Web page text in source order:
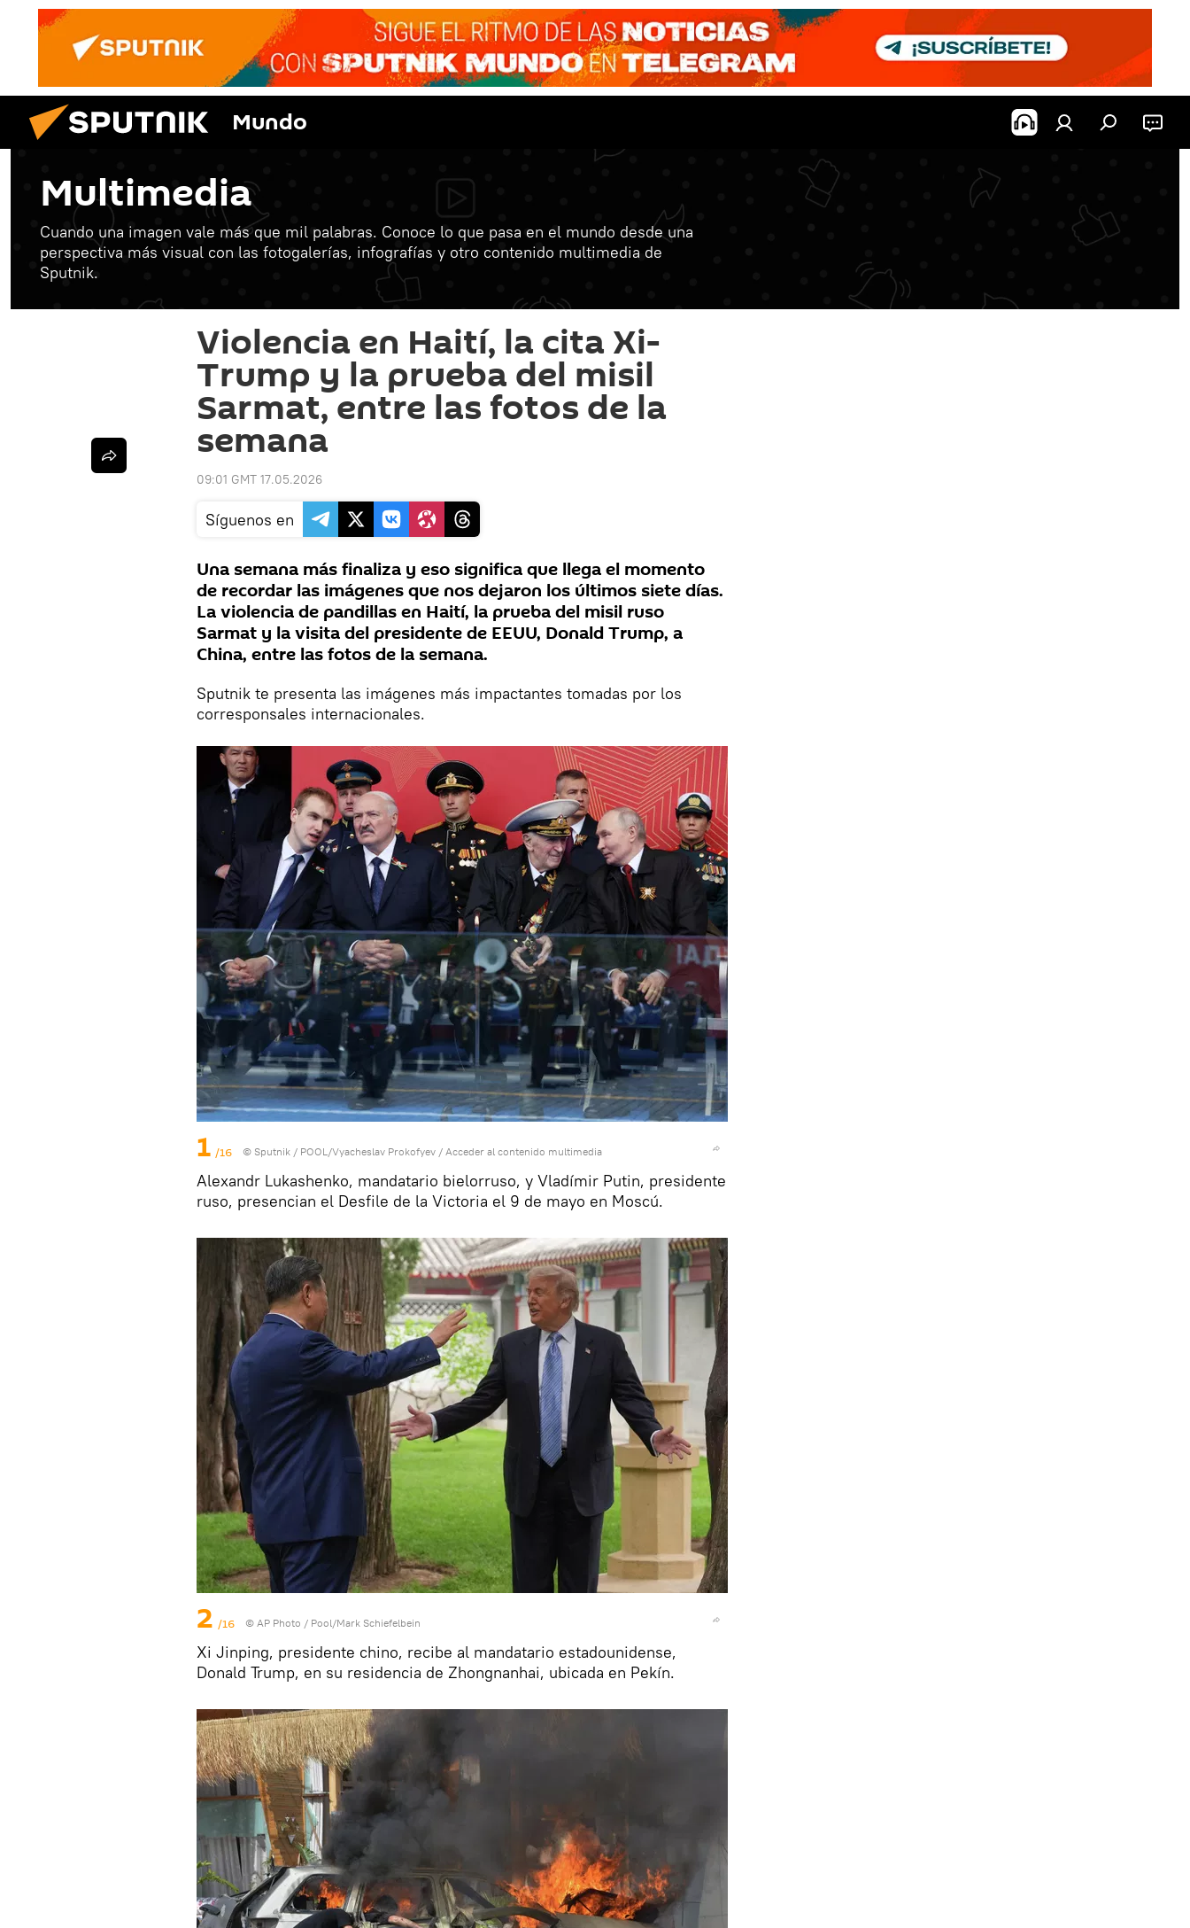
Mundo
Multimedia
Cuando una imagen vale más que mil palabras. Conoce lo que pasa en el mundo desde una
perspectiva más visual con las fotogalerías, infografías y otro contenido multimedia de
Sputnik.
Violencia en Haití, la cita Xi-
Trump y la prueba del misil
Sarmat, entre las fotos de la
semana
09:01 GMT 17.05.2026
Síguenos en
Una semana más finaliza y eso significa que llega el momento
de recordar las imágenes que nos dejaron los últimos siete días.
La violencia de pandillas en Haití, la prueba del misil ruso
Sarmat y la visita del presidente de EEUU, Donald Trump, a
China, entre las fotos de la semana.
Sputnik te presenta las imágenes más impactantes tomadas por los
corresponsales internacionales.
1 /16 © Sputnik / POOL/Vyacheslav Prokofyev / Acceder al contenido multimedia
Alexandr Lukashenko, mandatario bielorruso, y Vladímir Putin, presidente
ruso, presencian el Desfile de la Victoria el 9 de mayo en Moscú.
2 /16 © AP Photo / Pool/Mark Schiefelbein
Xi Jinping, presidente chino, recibe al mandatario estadounidense,
Donald Trump, en su residencia de Zhongnanhai, ubicada en Pekín.